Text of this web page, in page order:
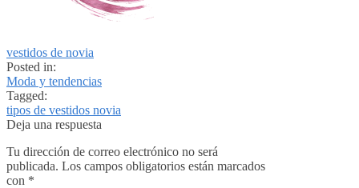
vestidos de novia
Posted in:
Moda y tendencias
Tagged:
tipos de vestidos novia
Deja una respuesta
Tu dirección de correo electrónico no será
publicada. Los campos obligatorios están marcados
con *